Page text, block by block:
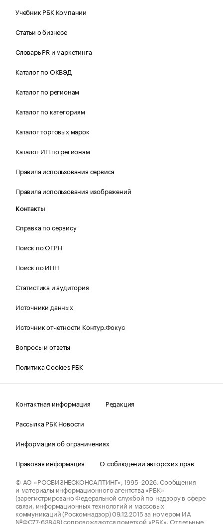
Учебник РБК Компании
Статьи о бизнесе
Словарь PR и маркетинга
Каталог по ОКВЭД
Каталог по регионам
Каталог по категориям
Каталог торговых марок
Каталог ИП по регионам
Правила использования сервиса
Правила использования изображений
Контакты
Справка по сервису
Поиск по ОГРН
Поиск по ИНН
Статистика и аудитория
Источники данных
Источник отчетности Контур.Фокус
Вопросы и ответы
Политика Cookies РБК
Контактная информация
Редакция
Рассылка РБК Новости
Информация об ограничениях
Правовая информация
О соблюдении авторских прав
© АО «РОСБИЗНЕСКОНСАЛТИНГ»,1995–2026.Сообщения
и материалы информационного агентства «РБК»
(зарегистрировано Федеральной службой по надзору в сфере
связи, информационных технологий и массовых
коммуникаций (Роскомнадзор) 09.12.2015 за номером ИА
№ФС77-63848) сопровождаются пометкой «РБК». Отдельные